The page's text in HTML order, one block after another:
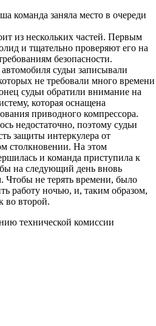
команда заняла место в очереди
из нескольких частей. Первым
и тщательно проверяют его на
безопасности.
судьи записывали
не требовали много времени
судьи обратили внимание на
которая оснащена
приводного компрессора.
недостаточно, поэтому судьи
защиты интеркулера от
столкновении. На этом
и команда приступила к
на следующий день вновь
Чтобы не терять времени, было
работу ночью, и, таким образом,
во второй.
технической комиссии